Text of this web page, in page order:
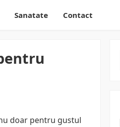
Sanatate Contact
doar pentru gustul